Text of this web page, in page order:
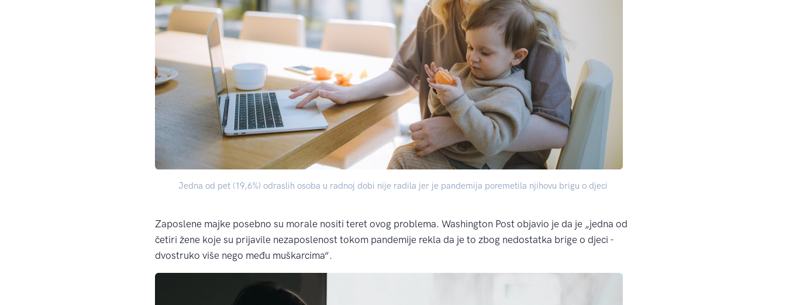
Jedna od pet (19,6%) odraslih osoba u radnoj dobi nije radila jer je pandemija poremetila njihovu brigu o djeci
Zaposlene majke posebno su morale nositi teret ovog problema. Washington Post objavio je da je „jedna od
četiri žene koje su prijavile nezaposlenost tokom pandemije rekla da je to zbog nedostatka brige o djeci -
dvostruko više nego među muškarcima“.